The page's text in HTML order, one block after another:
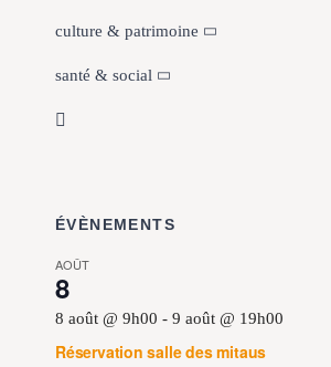
culture & patrimoine
santé & social
ÉVÈNEMENTS
AOÛT
8
8 août @ 9h00 - 9 août @ 19h00
Réservation salle des mitaus